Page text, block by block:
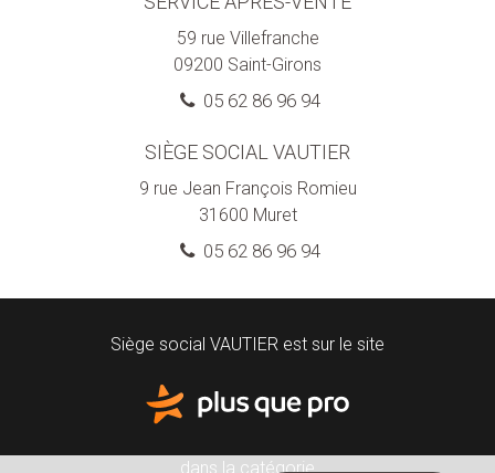
59 rue Villefranche
09200 Saint-Girons
05 62 86 96 94
SIÈGE SOCIAL VAUTIER
9 rue Jean François Romieu
31600 Muret
05 62 86 96 94
Siège social VAUTIER est sur le site
dans la catégorie